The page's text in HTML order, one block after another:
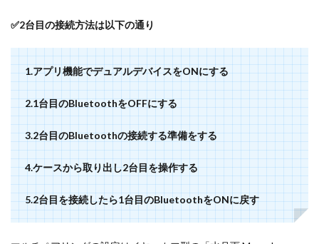
✅2台目の接続方法は以下の通り
1.アプリ機能でデュアルデバイスをONにする
2.1台目のBluetoothをOFFにする
3.2台目のBluetoothの接続する準備をする
4.ケースから取り出し2台目を操作する
5.2台目を接続したら1台目のBluetoothをONに戻す